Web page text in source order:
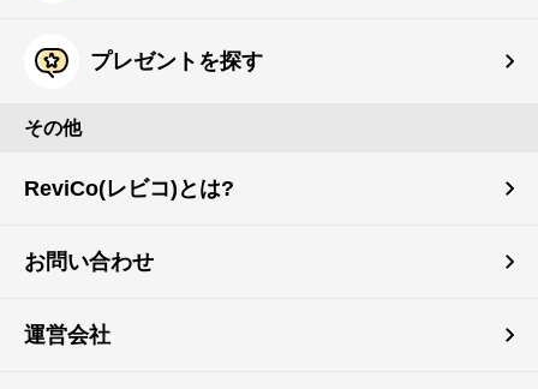
プレゼントを探す
その他
ReviCo(レビコ)とは?
お問い合わせ
運営会社